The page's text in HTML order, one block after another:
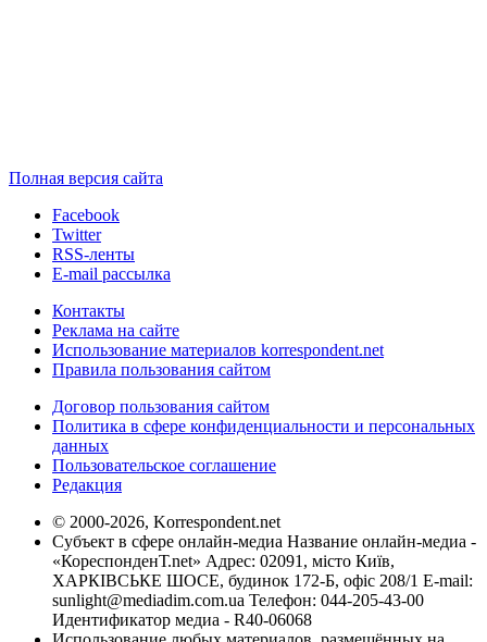
Полная версия сайта
Facebook
Twitter
RSS-ленты
E-mail рассылка
Контакты
Реклама на сайте
Использование материалов korrespondent.net
Правила пользования сайтом
Договор пользования сайтом
Политика в сфере конфиденциальности и персональных
данных
Пользовательское соглашение
Редакция
© 2000-2026, Korrespondent.net
Субъект в сфере онлайн-медиа Название онлайн-медиа -
«КореспонденТ.net» Адрес: 02091, місто Київ,
ХАРКІВСЬКЕ ШОСЕ, будинок 172-Б, офіс 208/1 E-mail:
sunlight@mediadim.com.ua Телефон: 044-205-43-00
Идентификатор медиа - R40-06068